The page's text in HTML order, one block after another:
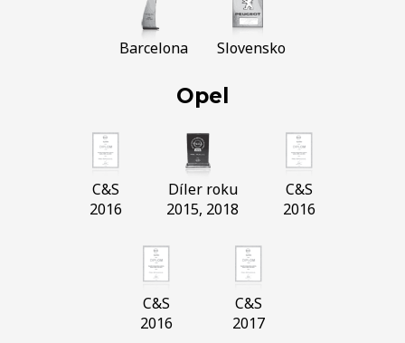
Barcelona Slovensko
Opel
C&S
2016
Díler roku
2015, 2018
C&S
2016
C&S
2016
C&S
2017